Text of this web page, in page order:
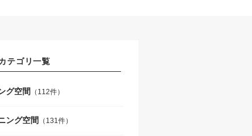
テゴリ一覧
グ空間 （112件）
ング空間 （131件）